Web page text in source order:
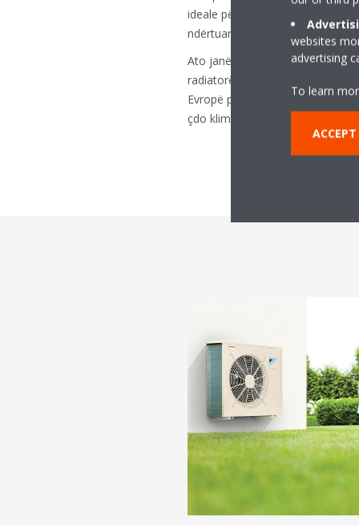
ideale për të zëvendësuar
ndërtuara së fundi, mes viteve
Ato janë të përputhshme me
radiatorët me temperaturë të
Evropë për Evropën, pompat e
çdo klimë evropiane, gjatë gjithë
websites
advertising
To learn